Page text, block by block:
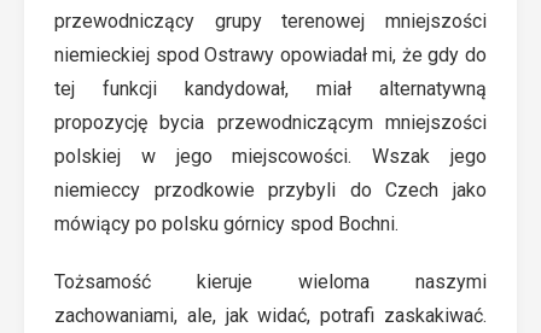
przewodniczący grupy terenowej mniejszości
niemieckiej spod Ostrawy opowiadał mi, że gdy do
tej funkcji kandydował, miał alternatywną
propozycję bycia przewodniczącym mniejszości
polskiej w jego miejscowości. Wszak jego
niemieccy przodkowie przybyli do Czech jako
mówiący po polsku górnicy spod Bochni.
Tożsamość kieruje wieloma naszymi
zachowaniami, ale, jak widać, potrafi zaskakiwać.